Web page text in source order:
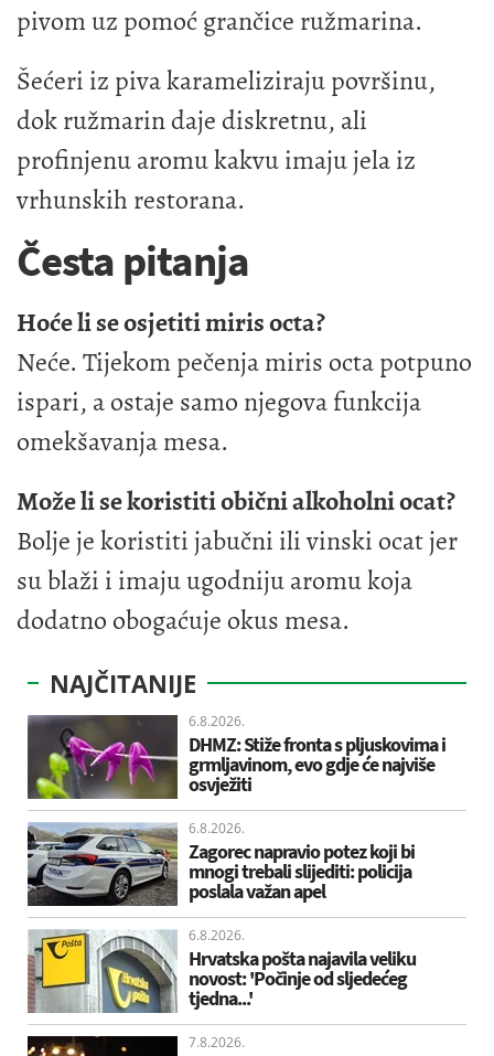
pivom uz pomoć grančice ružmarina.
Šećeri iz piva karameliziraju površinu,
dok ružmarin daje diskretnu, ali
profinjenu aromu kakvu imaju jela iz
vrhunskih restorana.
Česta pitanja
Hoće li se osjetiti miris octa?
Neće. Tijekom pečenja miris octa potpuno
ispari, a ostaje samo njegova funkcija
omekšavanja mesa.
Može li se koristiti obični alkoholni ocat?
Bolje je koristiti jabučni ili vinski ocat jer
su blaži i imaju ugodniju aromu koja
dodatno obogaćuje okus mesa.
NAJČITANIJE
6.8.2026.
DHMZ: Stiže fronta s pljuskovima i
grmljavinom, evo gdje će najviše
osvježiti
6.8.2026.
Zagorec napravio potez koji bi
mnogi trebali slijediti: policija
poslala važan apel
6.8.2026.
Hrvatska pošta najavila veliku
novost: 'Počinje od sljedećeg
tjedna...'
7.8.2026.